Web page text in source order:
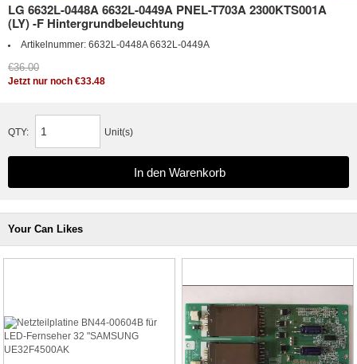
LG 6632L-0448A 6632L-0449A PNEL-T703A 2300KTS001A
(LY) -F Hintergrundbeleuchtung
Artikelnummer: 6632L-0448A 6632L-0449A
€36.00
Jetzt nur noch €33.48
QTY: Unit(s)
Your Can Likes